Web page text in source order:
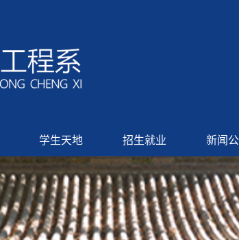
学生天地 招生就业 新闻